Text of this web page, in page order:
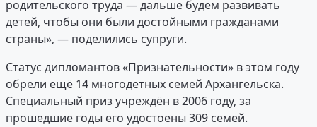
родительского труда — дальше будем развивать
детей, чтобы они были достойными гражданами
страны», — поделились супруги.
Статус дипломантов «Признательности» в этом году
обрели ещё 14 многодетных семей Архангельска.
Специальный приз учреждён в 2006 году, за
прошедшие годы его удостоены 309 семей.